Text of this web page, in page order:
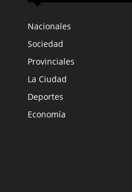
Nacionales
Sociedad
Provinciales
La Ciudad
Deportes
Economía